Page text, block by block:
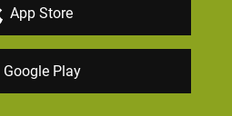
App Store
Google Play